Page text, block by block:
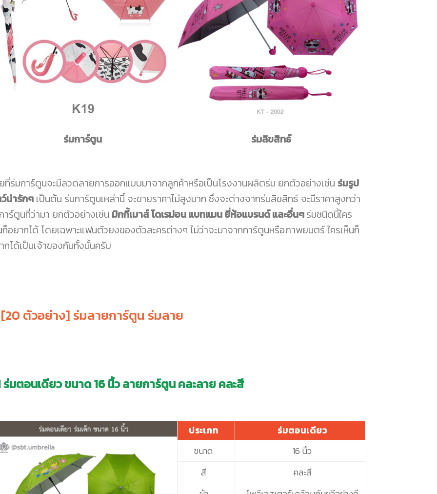
ร่มการ์ตูน ร่มลิขสิทธ์
ที่ร่มการ์ตูนจะมีลวดลายการออกแบบมาจากลูกค้าหรือเป็นโรงงานผลิตร่ม ยกตัวอย่างเช่น ร่มรูป
น่ารักๆเป็นต้น ร่มการ์ตูนเหล่านี้ จะขายราคาไม่สูงมาก ซึ่งจะต่างจากร่มลิขสิทธ์ จะมีราคาสูงกว่า
าร์ตูนที่ว่ามา ยกตัวอย่างเช่น มิกกี้เมาส์ โดเรม่อน แบทแมน ยี่ห้อแบรนด์ และอื่นๆร่มชนิดนี้ใคร
ก็อยากได้ โดยเฉพาะแฟนตัวยงของตัวละครต่างๆ ไม่ว่าจะมาจากการ์ตูนหรือภาพยนตร์ ใครเห็นก็
กได้เป็นเจ้าของกันทั้งนั้นครับ
ตัวอย่าง] ร่มลายการ์ตูน ร่มลาย
ร่มตอนเดียว ขนาด 16 นิ้ว ลายการ์ตูน คละลาย คละสี
ประเภท
ร่มตอนเดียว
ขนาด
16 นิ้ว
สี
คละสี